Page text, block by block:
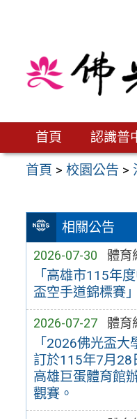
首頁 認識普
首頁 >校園公告 >
相關公告
2026-07-30 體育
「高雄市115年
盃空手道錦標賽
2026-07-27 體育
「2026佛光盃大
訂於115年7月28
高雄巨蛋體育館
觀賽。